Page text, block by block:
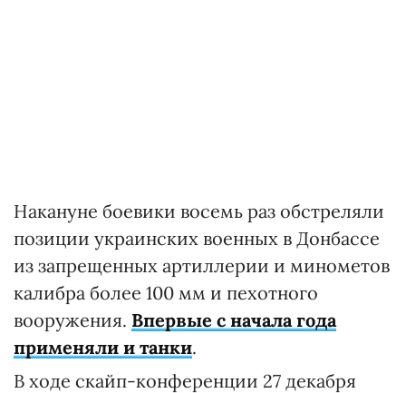
Накануне боевики восемь раз обстреляли
позиции украинских военных в Донбассе
из запрещенных артиллерии и минометов
калибра более 100 мм и пехотного
вооружения. Впервые с начала года
применяли и танки.
В ходе скайп-конференции 27 декабря